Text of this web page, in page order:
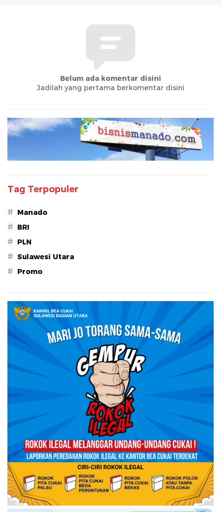
Belum ada komentar disini
Jadilah yang pertama berkomentar disini
Tag Terpopuler
# Manado
# BRI
# PLN
# Sulawesi Utara
# Promo